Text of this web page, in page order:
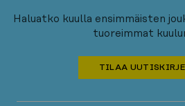
Haluatko kuulla ensimmäisten
tuoreimmat
TILAA